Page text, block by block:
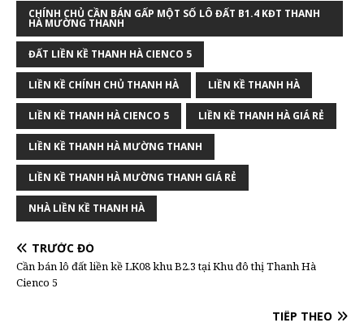
CHÍNH CHỦ CẦN BÁN GẤP MỘT SỐ LÔ ĐẤT B1.4 KĐT THANH
HÀ MƯỜNG THANH
ĐẤT LIỀN KỀ THANH HÀ CIENCO 5
LIỀN KỀ CHÍNH CHỦ THANH HÀ LIỀN KỀ THANH HÀ
LIỀN KỀ THANH HÀ CIENCO 5 LIỀN KỀ THANH HÀ GIÁ RẺ
LIỀN KỀ THANH HÀ MƯỜNG THANH
LIỀN KỀ THANH HÀ MƯỜNG THANH GIÁ RẺ
NHÀ LIỀN KỀ THANH HÀ
TRƯỚC ĐÓ
Cần bán lô đất liền kề LK08 khu B2.3 tại Khu đô thị Thanh Hà
Cienco 5
TIẾP THEO